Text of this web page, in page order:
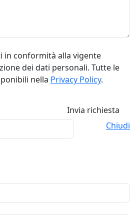
conformità alla vigente
dei dati personali. Tutte le
nella Privacy Policy.
Invia richiesta
Chiudi